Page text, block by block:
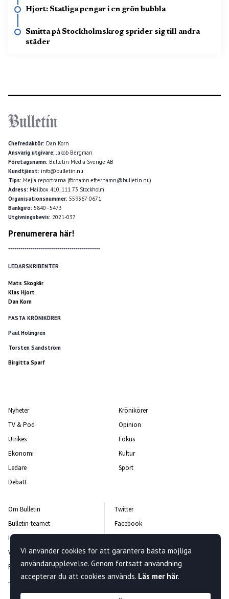
Hjort: Statliga pengar i en grön bubbla
Smitta på Stockholmskrog sprider sig till andra
städer
Chefredaktör: Dan Korn
Ansvarig utgivare:Jakob Bergman
Företagsnamn: Bulletin Media Sverige AB
Kundtjänst: info@bulletin.nu
Tips: Mejla reportrarna (förnamn.efternamn@bulletin.nu)
Adress: Mailbox 410, 111 73 Stockholm
Organisationsnummer: 559367-0671
Bankgiro: 5840–5473
Utgivningsbevis: 2021-037
Prenumerera här!
*********************************************
LEDARSKRIBENTER
Mats Skogkär
Klas Hjort
Dan Korn
FASTA KRÖNIKÖRER
Paul Holmgren
Torsten Sandström
Birgitta Sparf
Nyheter
TV & Pod
Utrikes
Ekonomi
Ledare
Debatt
Krönikörer
Opinion
Fokus
Kultur
Sport
Om Bulletin
Bulletin-teamet
Integritetspolicy
Vanliga frågor och svar
Rättelsepolicy
Jobba hos oss
Twitter
Facebook
Kontakta oss
Nyhetsbrev
Vi använder cookies för att garantera bästa möjliga
användarupplevelse. Genom fortsatt användning
accepterar du att cookies används. Läs mer här.